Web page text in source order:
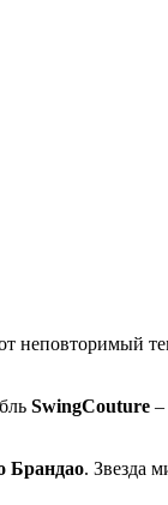
неповторимый
SwingCouture –
Брандао. Звезда